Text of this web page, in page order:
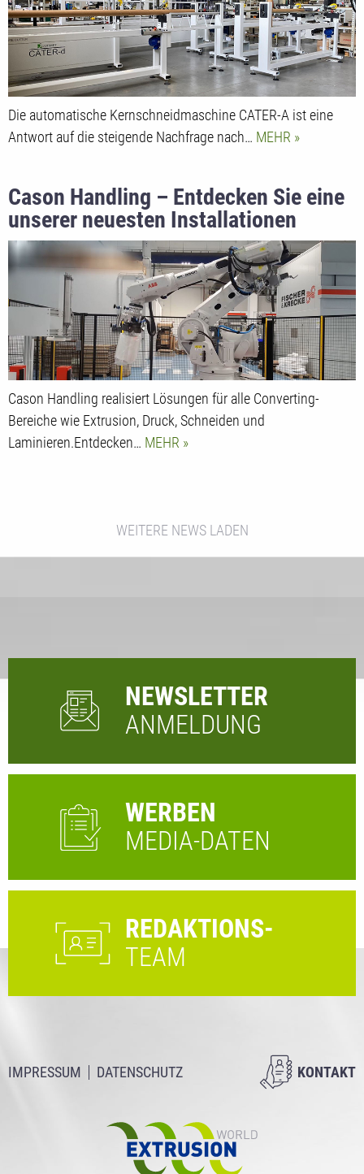
Die automatische Kernschneidmaschine CATER-A ist eine
Antwort auf die steigende Nachfrage nach… MEHR
Cason Handling – Entdecken Sie eine
unserer neuesten Installationen
Cason Handling realisiert Lösungen für alle Converting-
Bereiche wie Extrusion, Druck, Schneiden und
Laminieren.Entdecken… MEHR
WEITERE NEWS LADEN
NEWSLETTER
ANMELDUNG
WERBEN
MEDIA-DATEN
REDAKTIONS-
TEAM
IMPRESSUM DATENSCHUTZ KONTAKT